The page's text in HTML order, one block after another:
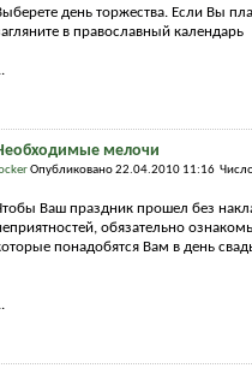
день торжества. Если Вы
в православный календарь
мелочи
Опубликовано 22.04.2010 11:16
Ваш праздник прошел без
обязательно
понадобятся Вам в день